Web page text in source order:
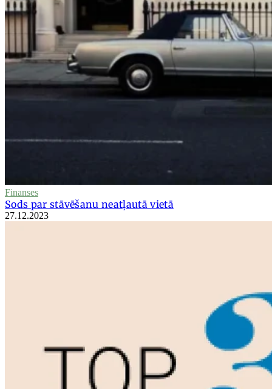
Finanses
Sods par stāvēšanu neatļautā vietā
27.12.2023